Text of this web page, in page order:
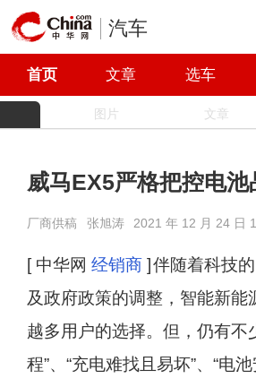
汽车
首页 文章 选车
图片 文章
威马EX5严格把控电池
厂商供稿 张旭涛 2021 年 12 月 24 日
[ 中华网 经销商] 伴随着科技
及政府政策的调整，智能新能
越多用户的选择。但，仍有不
程”、“充电难找且易坏”、“电